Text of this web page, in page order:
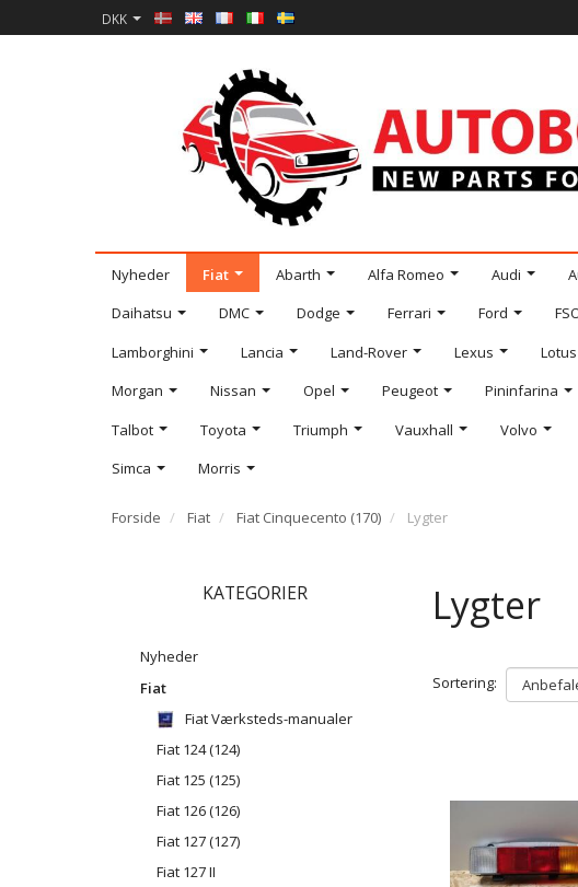
DKK
Nyheder Fiat Abarth Alfa Romeo Audi
Daihatsu
DMC Dodge Ferrari Ford
Lamborghini
Lancia Land-Rover Lexus Lotus
Morgan
Nissan Opel Peugeot Pininfarina
Talbot
Toyota Triumph Vauxhall Volvo
Simca
Morris
Forside Fiat Fiat Cinquecento (170) Lygter
KATEGORIER
Nyheder
Fiat
Fiat Værksteds-manualer
Fiat 124 (124)
Fiat 125 (125)
Fiat 126 (126)
Fiat 127 (127)
Fiat 127 II
Lygter
Sortering: